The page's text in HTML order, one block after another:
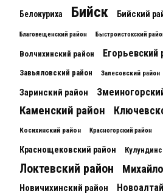
Белокуриха Бийск Бийский
Благовещенский район Быстроистокский
Волчихинский район Егорьевский
Завьяловский район Залесовский район
Заринский район
Каменский район
Косихинский район Красногорский район
Краснощековский район
Локтевский район
Новичихинский район